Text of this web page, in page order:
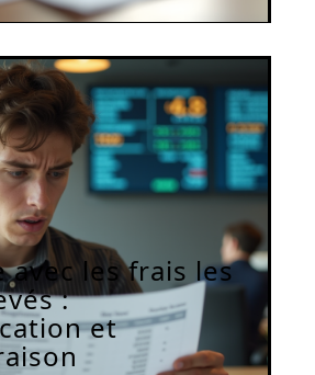
avec les frais les
:
et